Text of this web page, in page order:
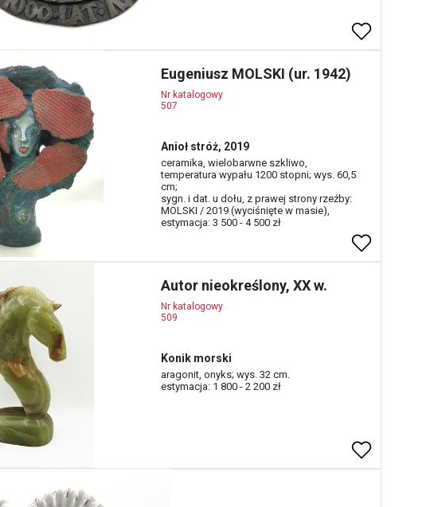
Eugeniusz MOLSKI (ur. 1942)
Nr katalogowy
507
Anioł stróż, 2019
ceramika, wielobarwne szkliwo,
temperatura wypału 1200 stopni; wys. 60,5
cm;
sygn. i dat. u dołu, z prawej strony rzeźby:
MOLSKI / 2019 (wyciśnięte w masie),
estymacja: 3 500 - 4 500 zł
Autor nieokreślony, XX w.
Nr katalogowy
509
Konik morski
aragonit, onyks; wys. 32 cm.
estymacja: 1 800 - 2 200 zł